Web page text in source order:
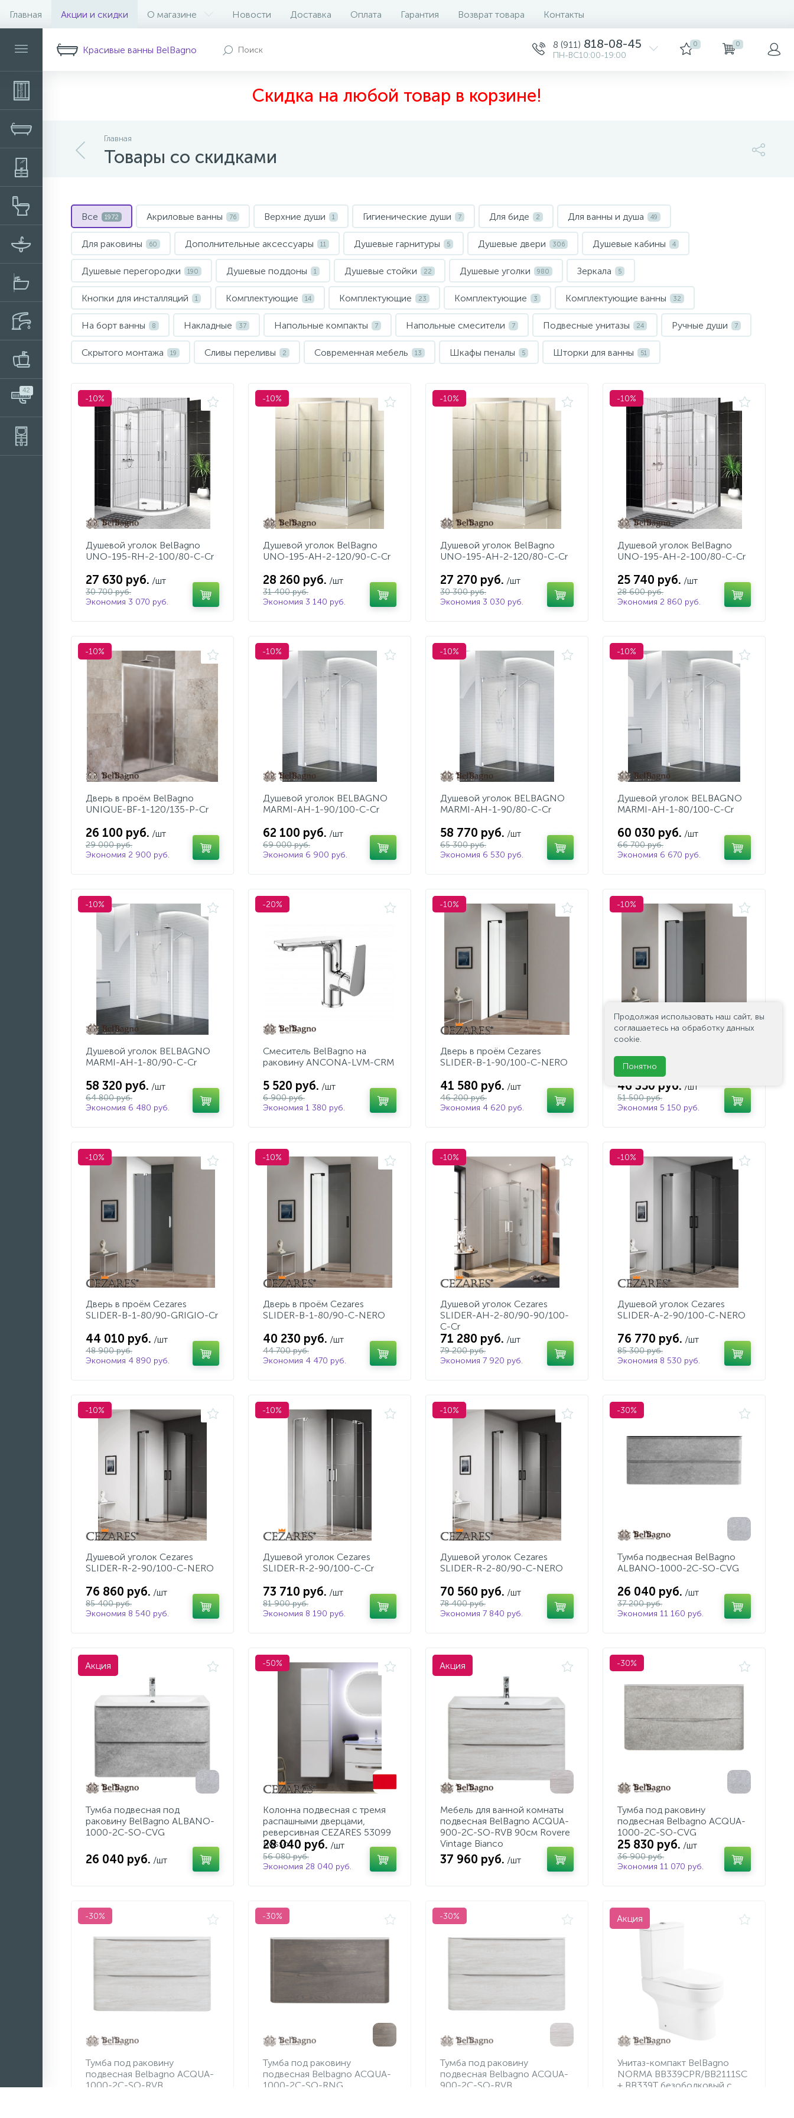
Главная Акции и скидки О магазине Новости Доставка Оплата Гарантия Возврат товара Контакты
Красивые ванны BelBagno 8 (911) 818-08-45
ПН-ВС10:00-19:00
0 0
Скидка на любой товар в корзине!
42
Главная
Товары со скидками
Все 1972 Акриловые ванны 76 Верхние души 1 Гигиенические души 7 Для биде 2 Для ванны и душа 49
Для раковины 60 Дополнительные аксессуары 11 Душевые гарнитуры 5 Душевые двери 306 Душевые кабины 4
Душевые перегородки 190 Душевые поддоны 1 Душевые стойки 22 Душевые уголки 980 Зеркала 5
Кнопки для инсталляций 1 Комплектующие 14 Комплектующие 23 Комплектующие 3 Комплектующие ванны 32
На борт ванны 8 Накладные 37 Напольные компакты 7 Напольные смесители 7 Подвесные унитазы 24 Ручные души 7
Скрытого монтажа 19 Сливы переливы 2 Современная мебель 13 Шкафы пеналы 5 Шторки для ванны 51
-10%
Душевой уголок BelBagno
UNO-195-RH-2-100/80-C-Cr
27 630 руб. /шт
30 700 руб.
Экономия 3 070 руб.
-10%
Душевой уголок BelBagno
UNO-195-AH-2-120/90-C-Cr
28 260 руб. /шт
31 400 руб.
Экономия 3 140 руб.
-10%
Душевой уголок BelBagno
UNO-195-AH-2-120/80-C-Cr
27 270 руб. /шт
30 300 руб.
Экономия 3 030 руб.
-10%
Душевой уголок BelBagno
UNO-195-AH-2-100/80-C-Cr
25 740 руб. /шт
28 600 руб.
Экономия 2 860 руб.
-10%
Дверь в проём BelBagno
UNIQUE-BF-1-120/135-P-Cr
26 100 руб. /шт
29 000 руб.
Экономия 2 900 руб.
-10%
Душевой уголок BELBAGNO
MARMI-AH-1-90/100-C-Cr
62 100 руб. /шт
69 000 руб.
Экономия 6 900 руб.
-10%
Душевой уголок BELBAGNO
MARMI-AH-1-90/80-C-Cr
58 770 руб. /шт
65 300 руб.
Экономия 6 530 руб.
-10%
Душевой уголок BELBAGNO
MARMI-AH-1-80/100-C-Cr
60 030 руб. /шт
66 700 руб.
Экономия 6 670 руб.
-10%
Душевой уголок BELBAGNO
MARMI-AH-1-80/90-C-Cr
58 320 руб. /шт
64 800 руб.
Экономия 6 480 руб.
-20%
Смеситель BelBagno на
раковину ANCONA-LVM-CRM
5 520 руб. /шт
6 900 руб.
Экономия 1 380 руб.
-10%
Дверь в проём Cezares
SLIDER-B-1-90/100-C-NERO
41 580 руб. /шт
46 200 руб.
Экономия 4 620 руб.
-10%
SLIDER-B-1-80/90-GRIGIO-
46 350 руб. /шт
51 500 руб.
Экономия 5 150 руб.
-10%
Дверь в проём Cezares
SLIDER-B-1-80/90-GRIGIO-Cr
44 010 руб. /шт
48 900 руб.
Экономия 4 890 руб.
-10%
Дверь в проём Cezares
SLIDER-B-1-80/90-C-NERO
40 230 руб. /шт
44 700 руб.
Экономия 4 470 руб.
-10%
Душевой уголок Cezares
SLIDER-AH-2-80/90-90/100-
C-Cr
71 280 руб. /шт
79 200 руб.
Экономия 7 920 руб.
-10%
Душевой уголок Cezares
SLIDER-A-2-90/100-C-NERO
76 770 руб. /шт
85 300 руб.
Экономия 8 530 руб.
-10%
Душевой уголок Cezares
SLIDER-R-2-90/100-C-NERO
76 860 руб. /шт
85 400 руб.
Экономия 8 540 руб.
-10%
Душевой уголок Cezares
SLIDER-R-2-90/100-C-Cr
73 710 руб. /шт
81 900 руб.
Экономия 8 190 руб.
-10%
Душевой уголок Cezares
SLIDER-R-2-80/90-C-NERO
70 560 руб. /шт
78 400 руб.
Экономия 7 840 руб.
-30%
Тумба подвесная BelBagno
ALBANO-1000-2C-SO-CVG
26 040 руб. /шт
37 200 руб.
Экономия 11 160 руб.
Акция
Тумба подвесная под
раковину BelBagno ALBANO-
1000-2C-SO-CVG
26 040 руб. /шт
-50%
Колонна подвесная с тремя
распашными дверцами,
реверсивная CEZARES 53099
Rosso
28 040 руб. /шт
56 080 руб.
Экономия 28 040 руб.
Акция
Мебель для ванной комнаты
подвесная BelBagno ACQUA-
900-2C-SO-RVB 90см Rovere
Vintage Bianco
37 960 руб. /шт
-30%
Тумба под раковину
подвесная Belbagno ACQUA-
1000-2C-SO-CVG
25 830 руб. /шт
36 900 руб.
Экономия 11 070 руб.
-30%
Тумба под раковину
подвесная Belbagno ACQUA-
1000-2C-SO-RVB
-30%
Тумба под раковину
подвесная Belbagno ACQUA-
1000-2C-SO-RNG
-30%
Тумба под раковину
подвесная Belbagno ACQUA-
900-2C-SO-RVB
Акция
Унитаз-компакт BelBagno
NORMA BB339CPR/BB2111SC
+ BB339T безободковый с
Продолжая использовать наш сайт, вы
соглашаетесь на обработку данных
cookie.
Понятно